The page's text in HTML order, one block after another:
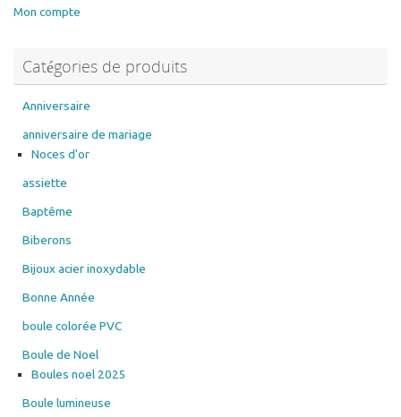
être
choisies
page
Mon compte
Catégories de produits
Anniversaire
anniversaire de mariage
Noces d'or
assiette
Baptême
Biberons
Bijoux acier inoxydable
Bonne Année
boule colorée PVC
Boule de Noel
Boules noel 2025
Boule lumineuse